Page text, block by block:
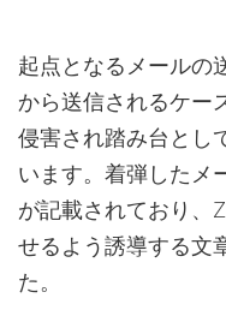
起点となるメールの
から送信されるケー
侵害され踏み台とし
います。着弾したメ
が記載されており、
せるよう誘導する文
た。